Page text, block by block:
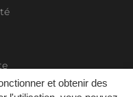
et obtenir des